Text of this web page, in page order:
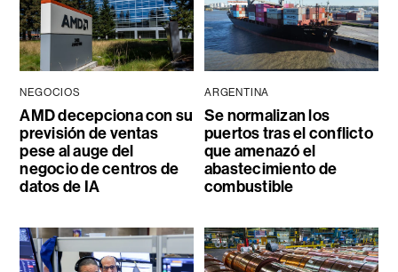
NEGOCIOS
AMD decepciona con su
previsión de ventas
pese al auge del
negocio de centros de
datos de IA
ARGENTINA
Se normalizan los
puertos tras el conflicto
que amenazó el
abastecimiento de
combustible